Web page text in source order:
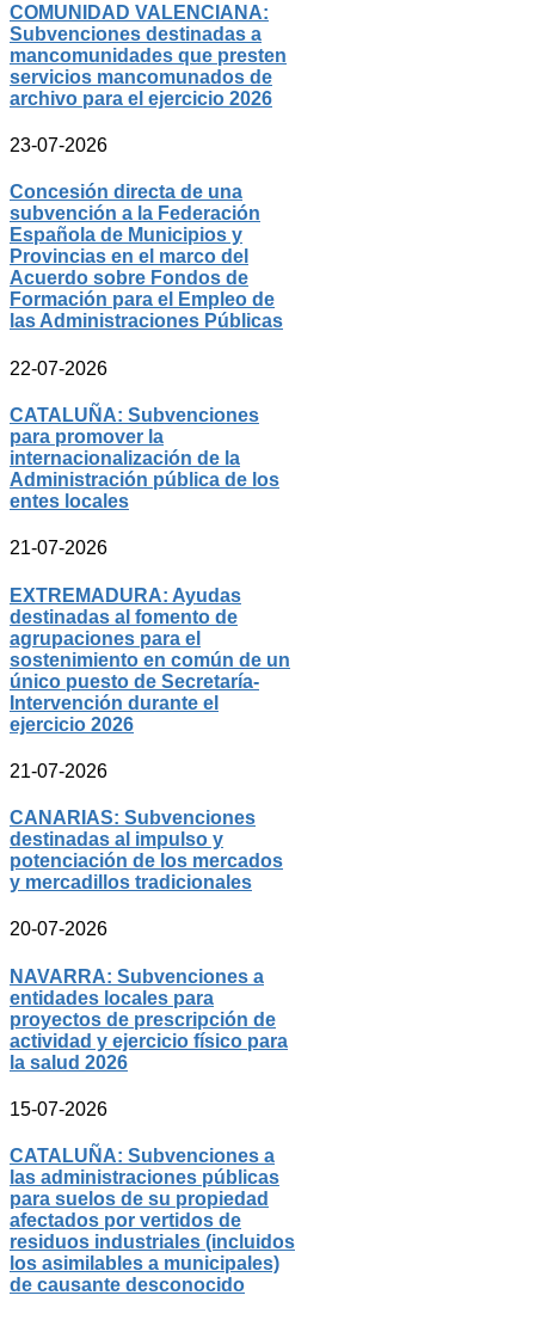
COMUNIDAD VALENCIANA:
Subvenciones destinadas a
mancomunidades que presten
servicios mancomunados de
archivo para el ejercicio 2026
23-07-2026
Concesión directa de una
subvención a la Federación
Española de Municipios y
Provincias en el marco del
Acuerdo sobre Fondos de
Formación para el Empleo de
las Administraciones Públicas
22-07-2026
CATALUÑA: Subvenciones
para promover la
internacionalización de la
Administración pública de los
entes locales
21-07-2026
EXTREMADURA: Ayudas
destinadas al fomento de
agrupaciones para el
sostenimiento en común de un
único puesto de Secretaría-
Intervención durante el
ejercicio 2026
21-07-2026
CANARIAS: Subvenciones
destinadas al impulso y
potenciación de los mercados
y mercadillos tradicionales
20-07-2026
NAVARRA: Subvenciones a
entidades locales para
proyectos de prescripción de
actividad y ejercicio físico para
la salud 2026
15-07-2026
CATALUÑA: Subvenciones a
las administraciones públicas
para suelos de su propiedad
afectados por vertidos de
residuos industriales (incluidos
los asimilables a municipales)
de causante desconocido